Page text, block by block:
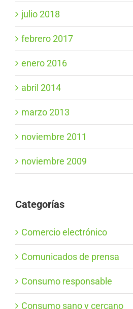
julio 2018
febrero 2017
enero 2016
abril 2014
marzo 2013
noviembre 2011
noviembre 2009
Categorías
Comercio electrónico
Comunicados de prensa
Consumo responsable
Consumo sano y cercano